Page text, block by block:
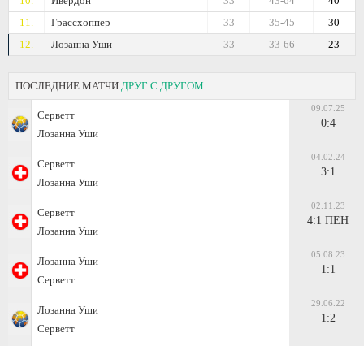
11.
Грассхоппер 30
35-45
33
12.
Лозанна Уши 23
33-66
33
ПОСЛЕДНИЕ МАТЧИ ДРУГ С ДРУГОМ
Серветт
Лозанна Уши
09.07.25
0:4
Серветт
Лозанна Уши
04.02.24
3:1
Серветт
Лозанна Уши
02.11.23
4:1 ПЕН
Лозанна Уши
Серветт
05.08.23
1:1
Лозанна Уши
Серветт
29.06.22
1:2